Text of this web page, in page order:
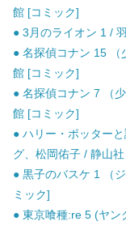
館 [コミック]
● 3月のライオン 1 /
● 名探偵コナン 15 （
館 [コミック]
● 名探偵コナン 7 （
館 [コミック]
● ハリー・ポッター
グ、松岡佑子 / 静山
● 黒子のバスケ 1 （
ミック]
● 東京喰種:re 5 (ヤン